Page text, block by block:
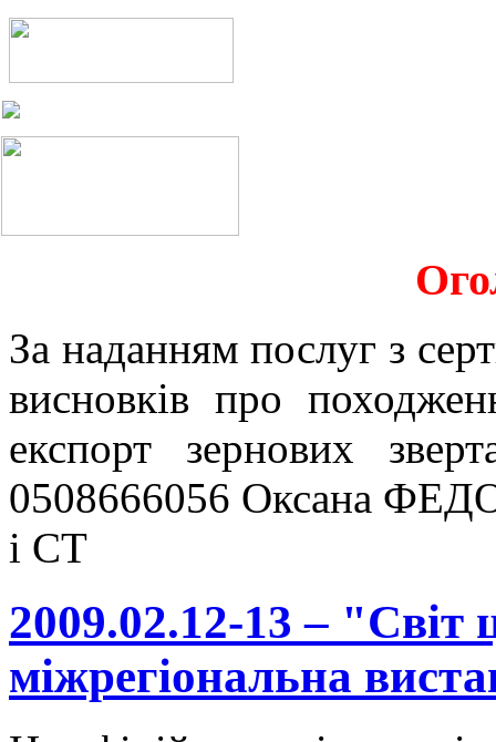
За наданням послуг з
висновків про
експорт зернових
0508666056 Оксана
і СТ
2009.02.12-13 – "Світ
міжрегіональна